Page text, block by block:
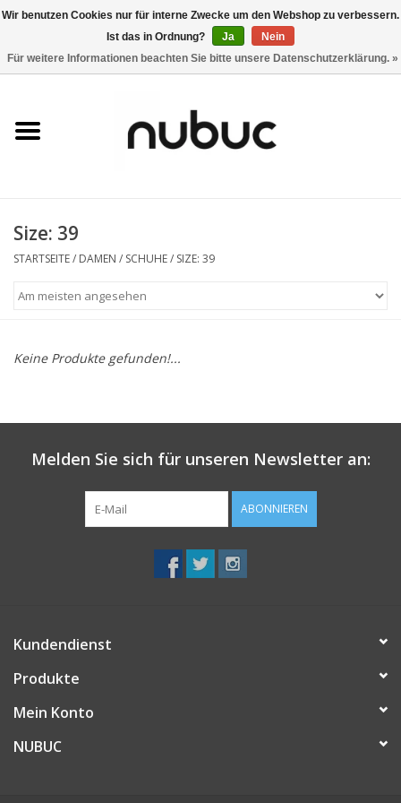
0 Artikel - CHF 0,00
Damen
Accessoires
Home
Size: 39
STARTSEITE/ DAMEN / SCHUHE/ SIZE: 39
Keine Produkte gefunden!...
Melden Sie sich für unseren Newsletter an:
ABONNIEREN
Kundendienst
Produkte
Mein Konto
NUBUC
Wir benutzen Cookies nur für interne Zwecke um den Webshop zu verbessern.
Ist das in Ordnung?
Ja
Nein
Für weitere Informationen beachten Sie bitte unsere Datenschutzerklärung. »